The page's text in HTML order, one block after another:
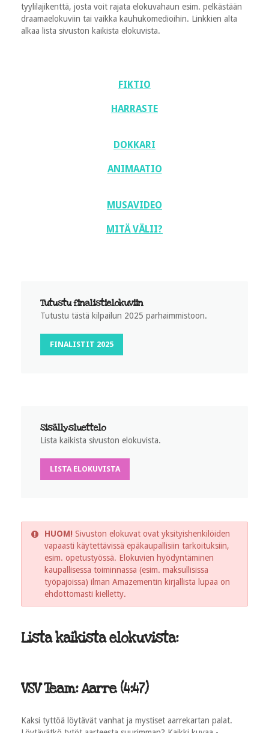
tyylilajikenttä, josta voit rajata elokuvahaun esim. pelkästään
draamaelokuviin tai vaikka kauhukomedioihin. Linkkien alta
alkaa lista sivuston kaikista elokuvista.
FIKTIO
HARRASTE
DOKKARI
ANIMAATIO
MUSAVIDEO
MITÄ VÄLII?
Tutustu finalistielokuviin
Tutustu tästä kilpailun 2025 parhaimmistoon.
FINALISTIT 2025
Sisällysluettelo
Lista kaikista sivuston elokuvista.
LISTA ELOKUVISTA
HUOM! Sivuston elokuvat ovat yksityishenkilöiden
vapaasti käytettävissä epäkaupallisiin tarkoituksiin,
esim. opetustyössä. Elokuvien hyödyntäminen
kaupallisessa toiminnassa (esim. maksullisissa
työpajoissa) ilman Amazementin kirjallista lupaa on
ehdottomasti kielletty.
Lista kaikista elokuvista:
VSV Team: Aarre (4:47)
Kaksi tyttöä löytävät vanhat ja mystiset aarrekartan palat.